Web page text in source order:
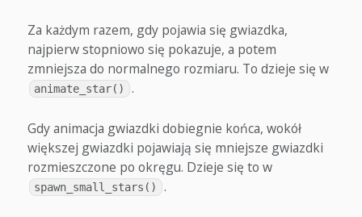
Za każdym razem, gdy pojawia się gwiazdka,
najpierw stopniowo się pokazuje, a potem
zmniejsza do normalnego rozmiaru. To dzieje się w
animate_star() .
Gdy animacja gwiazdki dobiegnie końca, wokół
większej gwiazdki pojawiają się mniejsze gwiazdki
rozmieszczone po okręgu. Dzieje się to w
spawn_small_stars() .